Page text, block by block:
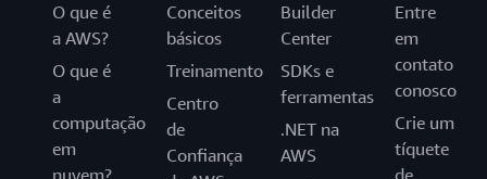
O que é
a AWS?
O que é
a
computação
em
Conceitos
básicos
Treinamento
Centro
de
Confiança
Builder
Center
SDKs e
ferramentas
.NET na
AWS
Entre
em
contato
conosco
Crie um
tíquete